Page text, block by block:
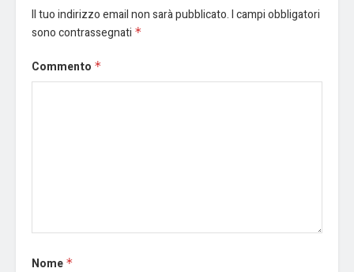
Il tuo indirizzo email non sarà pubblicato.I campi obbligatori
sono contrassegnati *
Commento *
Nome *